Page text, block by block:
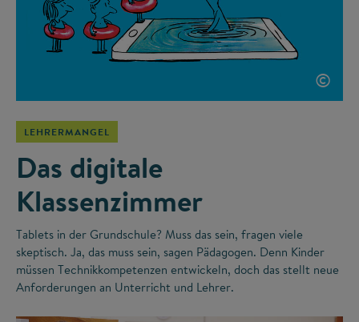
©
LEHRERMANGEL
Das digitale
Klassenzimmer
Tablets in der Grundschule? Muss das sein, fragen viele
skeptisch. Ja, das muss sein, sagen Pädagogen. Denn Kinder
müssen Technikkompetenzen entwickeln, doch das stellt neue
Anforderungen an Unterricht und Lehrer.